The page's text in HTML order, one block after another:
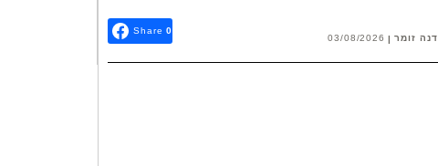
דנה זומר 03/08/2026
Share 0